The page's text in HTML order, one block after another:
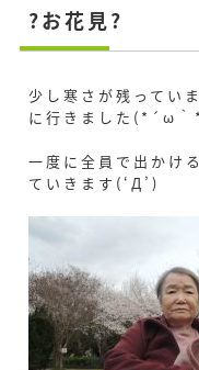
?お花見?
少し寒さが残ってい
に行きました(*´ω｀
一度に全員で出かけ
ていきます(‘Д’)